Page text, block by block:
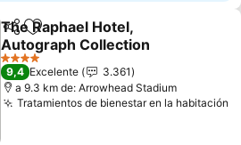
CompartirAgregar a favoritos
The Raphael Hotel,
Autograph Collection
Ver precios
4 Estrellas
9,4 Excelente
3.361
a 9.3 km de: Arrowhead Stadium
Tratamientos de bienestar en la habitación